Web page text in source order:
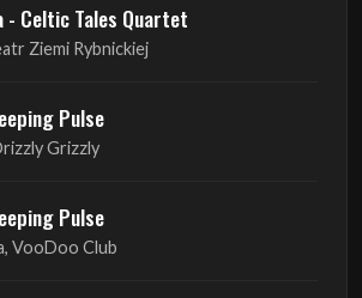
- Celtic Tales Quartet
Ziemi Rybnickiej
Pulse
Grizzly
Pulse
VooDoo Club